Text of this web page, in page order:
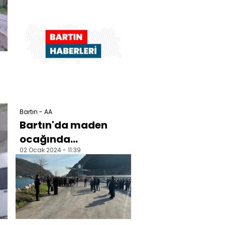
Bartın - AA
Bartın'da maden
ocağında
vagonların arasına
sıkışan işçi hayatını
kaybetti
02 Ocak 2024 - 11:39